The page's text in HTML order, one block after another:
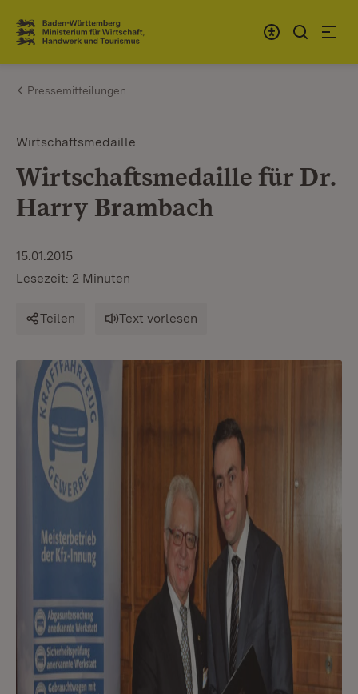
Zum Inhalt springen
Link zur Startseite
Pressemitteilungen
Wirtschaftsmedaille
Wirtschaftsmedaille für Dr.
Harry Brambach
15.01.2015
Lesezeit: 2 Minuten
Teilen Text vorlesen